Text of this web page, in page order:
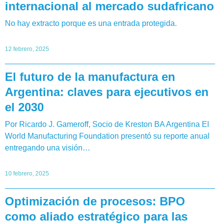
internacional al mercado sudafricano
No hay extracto porque es una entrada protegida.
12 febrero, 2025
El futuro de la manufactura en
Argentina: claves para ejecutivos en
el 2030
Por Ricardo J. Gameroff, Socio de Kreston BA Argentina El
World Manufacturing Foundation presentó su reporte anual
entregando una visión…
10 febrero, 2025
Optimización de procesos: BPO
como aliado estratégico para las